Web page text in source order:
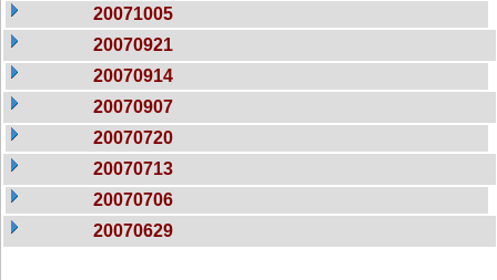
20071005
20070921
20070914
20070907
20070720
20070713
20070706
20070629